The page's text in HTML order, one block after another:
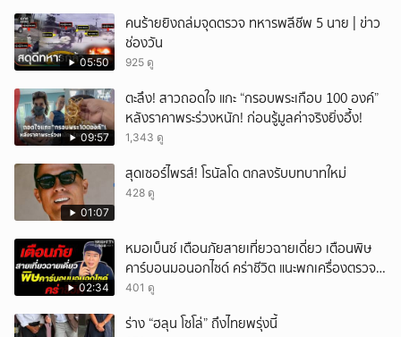
05:50
คนร้ายยิงถล่มจุดตรวจ ทหารพลีชีพ 5 นาย | ข่าว
ช่องวัน
925 ดู
09:57
ตะลึง! สาวถอดใจ แกะ “กรอบพระเกือบ 100 องค์”
หลังราคาพระร่วงหนัก! ก่อนรู้มูลค่าจริงยิ่งอึ้ง!
1,343 ดู
01:07
สุดเซอร์ไพรส์! โรนัลโด ตกลงรับบทบาทใหม่
428 ดู
02:34
หมอเบ็นซ์ เตือนภัยสายเที่ยวฉายเดี่ยว เตือนพิษ
คาร์บอนมอนอกไซด์ คร่าชีวิต แนะพกเครื่องตรวจ
วัดติดตัว
401 ดู
ร่าง “ฮลุน โซโล่” ถึงไทยพรุ่งนี้